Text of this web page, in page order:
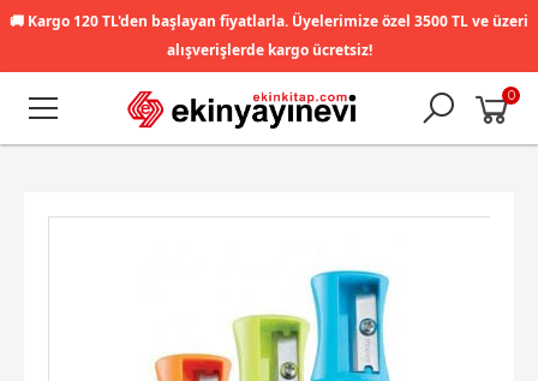
🚚 Kargo 120 TL'den başlayan fiyatlarla. Üyelerimize özel 3500 TL ve üzeri
alışverişlerde kargo ücretsiz!
0